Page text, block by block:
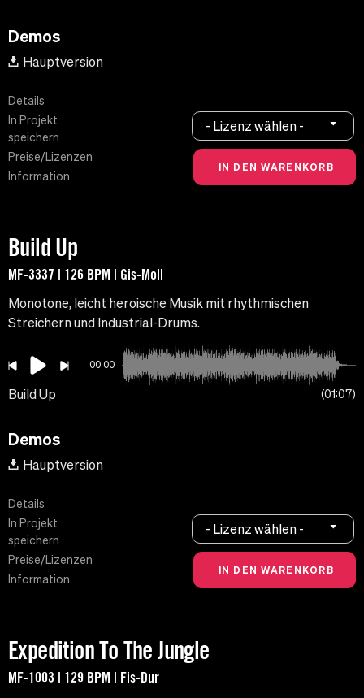
Demos
Hauptversion
Details
In Projekt
speichern
Preise/Lizenzen
Information
- Lizenz wählen -
Build Up
MF-3337 | 126 BPM | Gis-Moll
Monotone, leicht heroische Musik mit rhythmischen
Streichern und Industrial-Drums.
00:00
Build Up 01:07
Demos
Hauptversion
Details
In Projekt
speichern
Preise/Lizenzen
Information
- Lizenz wählen -
Expedition To The Jungle
MF-1003 | 129 BPM | Fis-Dur